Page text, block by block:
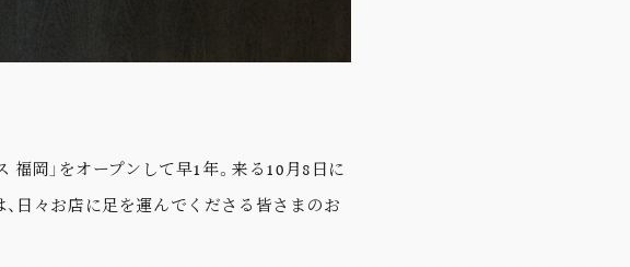
福岡」をオープンして早1年。来る10月8日に
日々お店に足を運んでくださる皆さまのお